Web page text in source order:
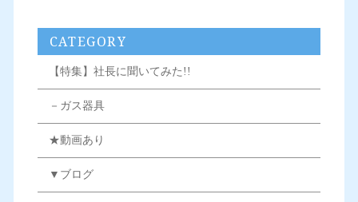
CATEGORY
【特集】社長に聞いてみた!!
－ガス器具
★動画あり
▼ブログ